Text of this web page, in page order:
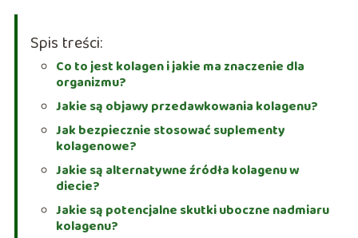
Spis treści:
Co to jest kolagen i jakie ma znaczenie dla
organizmu?
Jakie są objawy przedawkowania kolagenu?
Jak bezpiecznie stosować suplementy
kolagenowe?
Jakie są alternatywne źródła kolagenu w
diecie?
Jakie są potencjalne skutki uboczne nadmiaru
kolagenu?